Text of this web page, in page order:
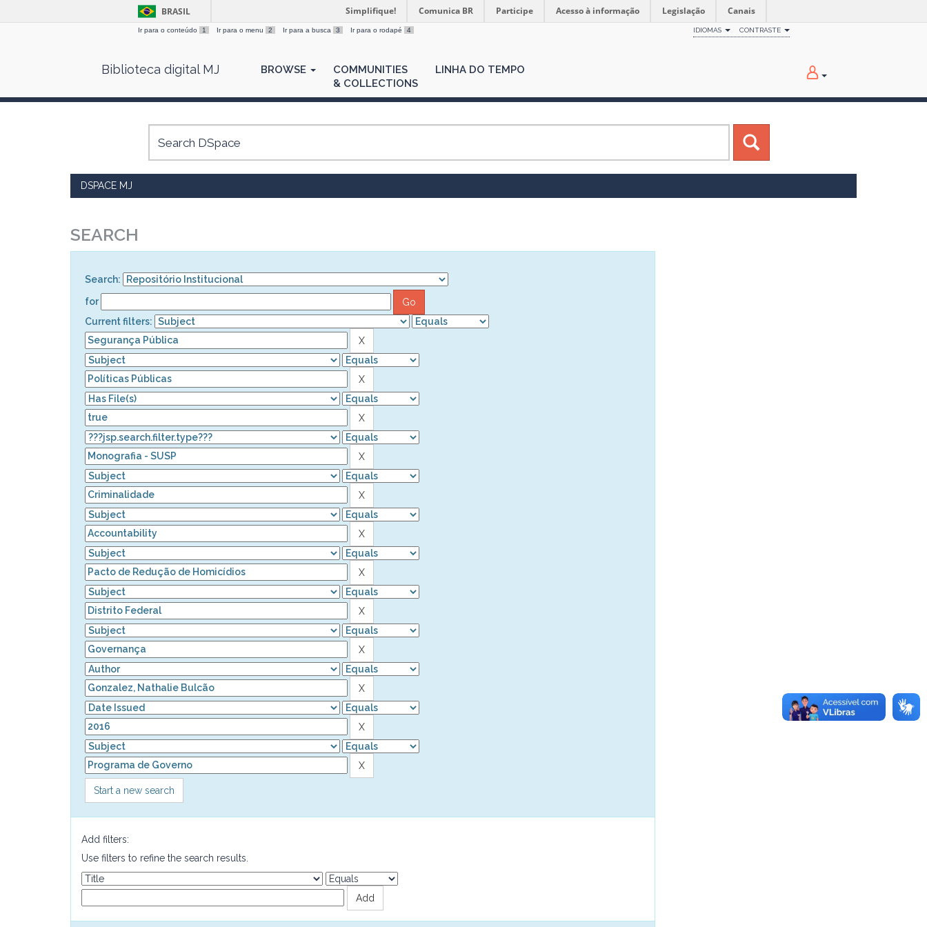
BRASIL Simplifique! Comunica BR Participe Acesso à informação Legislação Canais
Ir para o conteúdo 1 Ir para o menu 2 Ir para a busca 3 Ir para o rodapé 4 IDIOMAS CONTRASTE
Biblioteca digital MJ BROWSE
COMMUNITIES
& COLLECTIONS
LINHA DO TEMPO
DSPACE MJ
SEARCH
Search:
for
Current filters:
Start a new search
Add filters:
Use filters to refine the search results.